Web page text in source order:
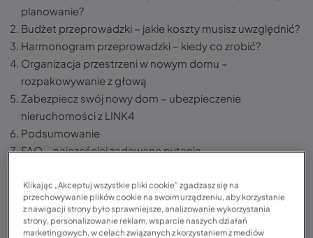
planowanie?
Budżet przeprowadzki – jakie koszty musisz uwzględnić?
Harmonogram przeprowadzki – kiedy co zrobić?
Organizacja przestrzeni w nowym domu –
rozpakowywanie z głową
Zabezpiecz swój nowy dom – ubezpieczenie
nieruchomości z LINK4
Podsumowanie
FAQ – najczęściej zadawane pytania
Przeprowadzka do nowego domu – co warto wiedzieć?
Przeprowadzkę warto dobrze zaplanować, aby
Klikając „Akceptuj wszystkie pliki cookie” zgadzasz się na
przechowywanie plików cookie na swoim urządzeniu, aby korzystanie
z nawigacji strony było sprawniejsze, analizowanie wykorzystania
strony, personalizowanie reklam, wsparcie naszych działań
marketingowych, w celach związanych z korzystaniem z mediów